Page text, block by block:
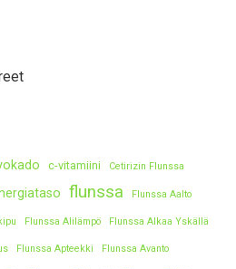
c-vitamiini Cetirizin Flunssa
flunssa Flunssa Aalto
Flunssa Alilämpö Flunssa Alkaa Yskällä
Flunssa Apteekki Flunssa Avanto